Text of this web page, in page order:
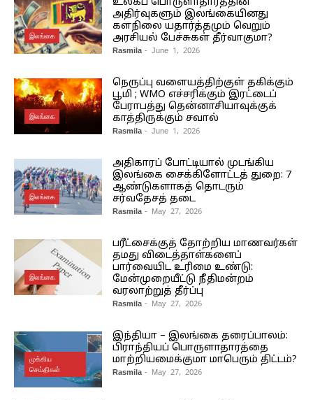
இலங்கை
உலகப் பொருளாதாரத்தின்
அதிர்வுகளும் இலங்கையினது
களநிலை யதார்த்தமும் வெறும்
அரசியல் பேச்சுகள் தீர்வாகுமா?
Rasmila - June 1, 2026
இலங்கை
நெருப்பு வளையத்திற்குள் தகிக்கும்
பூமி ; WMO எச்சரிக்கும் இரட்டைப்
பேராபத்து தென்னாசியாவுக்குக்
காத்திருக்கும் சவால்
Rasmila - June 1, 2026
இலங்கை
அதிகாரப் போட்டியால் முடங்கிய
இலங்கை சைக்கிளோட்டத் துறை: 7
ஆண்டுகளாகத் தொடரும்
சர்வதேசத் தடை
Rasmila - May 27, 2026
இலங்கை
பரீட்சைக்குத் தோற்றிய மாணவர்கள்
தமது விடைத்தாள்களைப்
பார்வையிட உரிமை உண்டு:
மேன்முறையீட்டு நீதிமன்றம்
வரலாற்றுத் தீர்ப்பு
Rasmila - May 27, 2026
முக்கிய
செய்திகள்
இந்தியா – இலங்கை தரைப்பாலம்:
பிராந்தியப் பொருளாதாரத்தை
மாற்றியமைக்குமா மாபெரும் திட்டம்?
Rasmila - May 27, 2026